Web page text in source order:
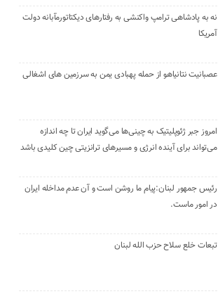
نه به پادشاهی ترامپ واکنشی به رفتارهای دیکتاتورمآبانه دولت
آمریکا
عصبانیت نتانیاهو از حمله پهبادی یمن به سرزمین های اشغالی
امروز جبر ژئوپلیتیک به چینی‌ها می‌گوید ایران تا چه اندازه
می‌تواند برای آینده انرژی و مسیرهای ترانزیتی چین کلیدی باشد
رئیس جمهور لبنان:پیام ما روشن است و آن عدم مداخله ایران
در امور ماست.
تبعات خلع سلاح حزب الله لبنان